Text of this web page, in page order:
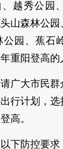
越秀公园
山森林公
公园、蕉石
重阳登高的
广大市民
行计划，
高。
下防控要求